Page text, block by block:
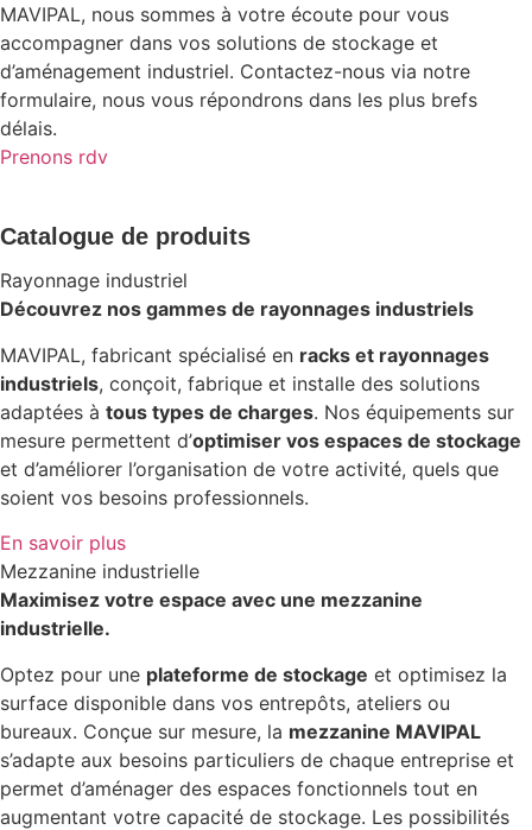
MAVIPAL, nous sommes à votre écoute pour vous
accompagner dans vos solutions de stockage et
d’aménagement industriel. Contactez-nous via notre
formulaire, nous vous répondrons dans les plus brefs
délais.
Prenons rdv
Catalogue de produits
Rayonnage industriel
Découvrez nos gammes de rayonnages industriels
MAVIPAL, fabricant spécialisé en racks et rayonnages
industriels, conçoit, fabrique et installe des solutions
adaptées à tous types de charges. Nos équipements sur
mesure permettent d’optimiser vos espaces de stockage
et d’améliorer l’organisation de votre activité, quels que
soient vos besoins professionnels.
En savoir plus
Mezzanine industrielle
Maximisez votre espace avec une mezzanine
industrielle.
Optez pour une plateforme de stockage et optimisez la
surface disponible dans vos entrepôts, ateliers ou
bureaux. Conçue sur mesure, la mezzanine MAVIPAL
s’adapte aux besoins particuliers de chaque entreprise et
permet d’aménager des espaces fonctionnels tout en
augmentant votre capacité de stockage. Les possibilités